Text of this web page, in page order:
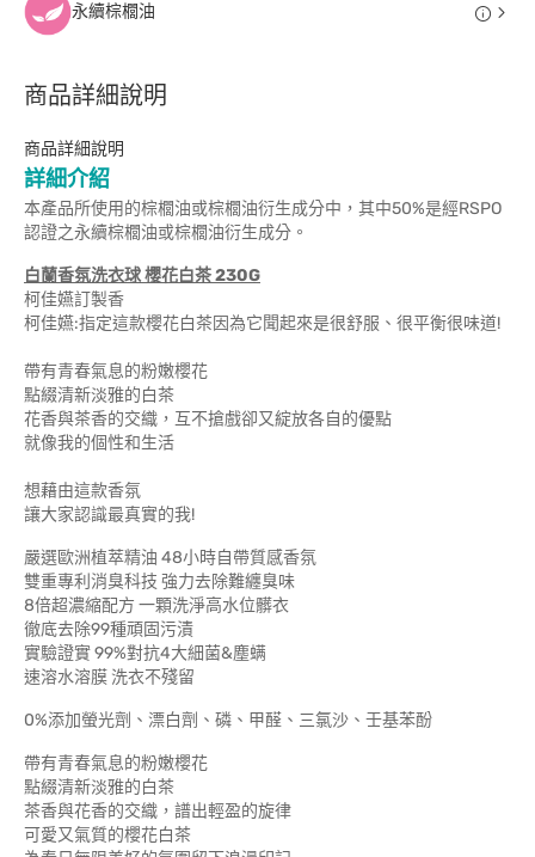
永續棕櫚油
商品詳細說明
商品詳細說明
詳細介紹
本產品所使用的棕櫚油或棕櫚油衍生成分中，其中50%是經RSPO
認證之永續棕櫚油或棕櫚油衍生成分。
白蘭香氛洗衣球 櫻花白茶 230G
柯佳嬿訂製香
柯佳嬿:指定這款櫻花白茶因為它聞起來是很舒服、很平衡很味道!
帶有青春氣息的粉嫩櫻花
點綴清新淡雅的白茶
花香與茶香的交織，互不搶戲卻又綻放各自的優點
就像我的個性和生活
想藉由這款香氛
讓大家認識最真實的我!
嚴選歐洲植萃精油 48小時自帶質感香氛
雙重專利消臭科技 強力去除難纏臭味
8倍超濃縮配方 一顆洗淨高水位髒衣
徹底去除99種頑固污漬
實驗證實 99%對抗4大細菌&塵螨
速溶水溶膜 洗衣不殘留
0%添加螢光劑、漂白劑、磷、甲醛、三氯沙、壬基苯酚
帶有青春氣息的粉嫩櫻花
點綴清新淡雅的白茶
茶香與花香的交織，譜出輕盈的旋律
可愛又氣質的櫻花白茶